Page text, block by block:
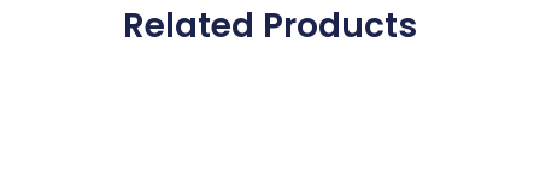
Related Products